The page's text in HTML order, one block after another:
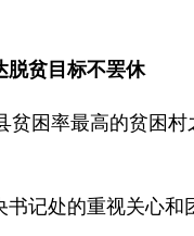
脱贫目标不罢休
困率最高的贫困
记处的重视关心和